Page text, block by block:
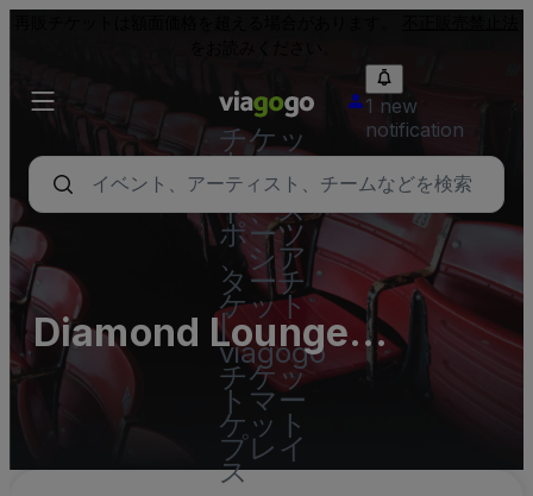
チケッ
ト - コ
ンサー
ト、ス
ポーツ
、シア
ターチ
ケット
|
viagogo
チケッ
トマー
ケット
プレイ
ス
1 new
notification
Diamond Lounge
Parking Lots (InActive)